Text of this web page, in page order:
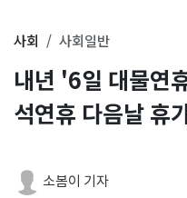
사회 사회일반
내년 '6일 대물연
석연휴 다음날 휴
소봄이 기자